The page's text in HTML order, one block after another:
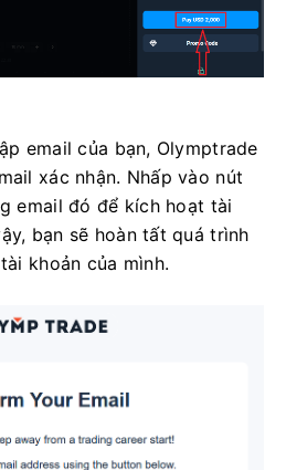
email của bạn, Olymptrade
xác nhận. Nhấp vào nút
email đó để kích hoạt tài
bạn sẽ hoàn tất quá trình
khoản của mình.